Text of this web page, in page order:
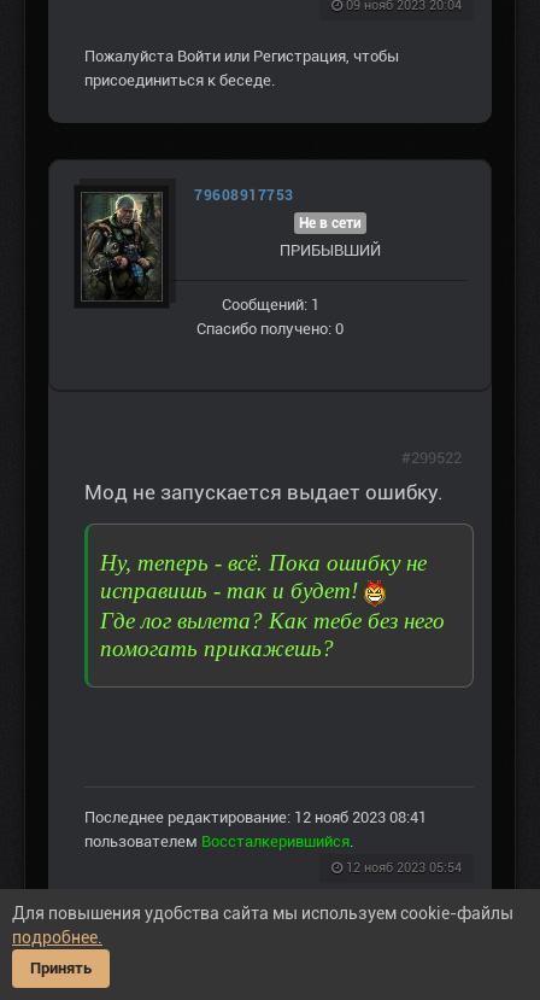
09 нояб 2023 20:04
Пожалуйста Войти или Регистрация, чтобы
присоединиться к беседе.
79608917753
Не в сети
ПРИБЫВШИЙ
Сообщений: 1
Спасибо получено: 0
Мод не запускается выдает ошибку.
Ну, теперь - всё. Пока ошибку не
исправишь - так и будет!
Где лог вылета? Как тебе без него
помогать прикажешь?
Последнее редактирование: 12 нояб 2023 08:41
пользователем Воссталкерившийся.
12 нояб 2023 05:54
#299522
ПожалуйстаВойти или Регистрация, чтобы
присоединиться к беседе.
Для повышения удобства сайта мы используем cookie-файлы
подробнее.
Принять